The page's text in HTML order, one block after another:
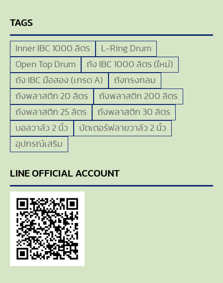
TAGS
Inner IBC 1000 ลิตร
L-Ring Drum
Open Top Drum
ถัง IBC 1000 ลิตร (ใหม่)
ถัง IBC มือสอง (เกรด A)
ถังทรงกลม
ถังพลาสติก 20 ลิตร
ถังพลาสติก 200 ลิตร
ถังพลาสติก 25 ลิตร
ถังพลาสติก 30 ลิตร
บอลวาล์ว 2 นิ้ว
บัตเตอร์ฟลายวาล์ว 2 นิ้ว
อุปกรณ์เสริม
LINE OFFICIAL ACCOUNT